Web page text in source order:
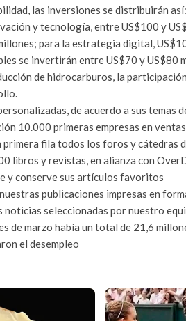
las inversiones se distribuirán
y tecnología, entre US$100 y
para la estrategia digital,
se invertirán entre US$70 y US$80
de hidrocarburos, la
de acuerdo a sus temas
10.000 primeras empresas en
primera fila todos los foros y cátedras
libros y revistas, en alianza con
y conserve sus artículos favoritos
publicaciones impresas en
noticias seleccionadas por nuestro
de marzo había un total de 21,6
el desempleo